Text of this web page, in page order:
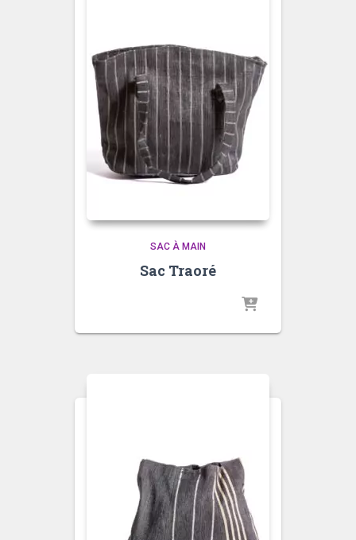
SAC À MAIN
Sac Traoré